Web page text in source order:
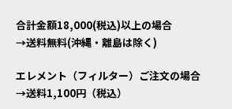
合計金額18,000(税込)以上の場合
→送料無料(沖縄・離島は除く)
エレメント（フィルター）ご注文の場合
→送料1,100円（税込）